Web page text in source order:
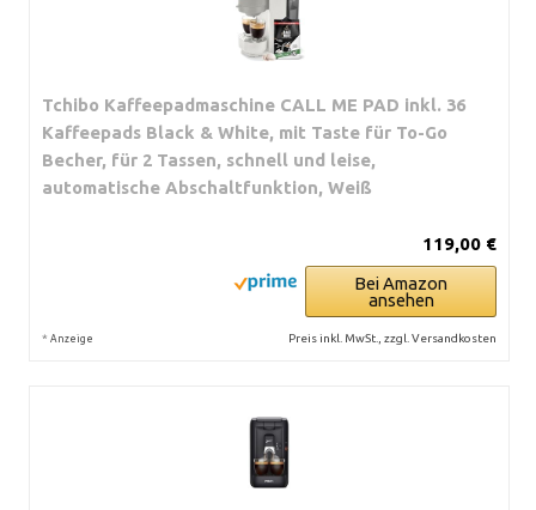
Tchibo Kaffeepadmaschine CALL ME PAD inkl. 36
Kaffeepads Black & White, mit Taste für To-Go
Becher, für 2 Tassen, schnell und leise,
automatische Abschaltfunktion, Weiß
119,00 €
Bei Amazon
ansehen
* Anzeige Preis inkl. MwSt., zzgl. Versandkosten